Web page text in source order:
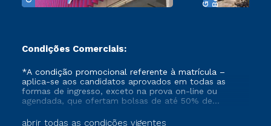
Condições Comerciais:
abrir todas as condições vigentes
*A condição promocional referente à matrícula –
aplica-se aos candidatos aprovados em todas as
formas de ingresso, exceto na prova on-line ou
agendada, que ofertam bolsas de até 50% de
que ainda não tenham efetivado e/ou não tenham